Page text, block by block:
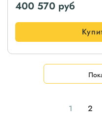
400 570 руб
1 2